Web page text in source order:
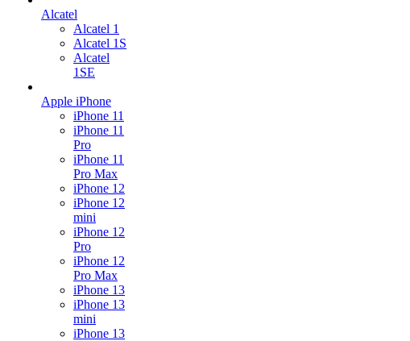
Alcatel
Alcatel 1
Alcatel 1S
Alcatel
1SE
Apple iPhone
iPhone 11
iPhone 11
Pro
iPhone 11
Pro Max
iPhone 12
iPhone 12
mini
iPhone 12
Pro
iPhone 12
Pro Max
iPhone 13
iPhone 13
mini
iPhone 13